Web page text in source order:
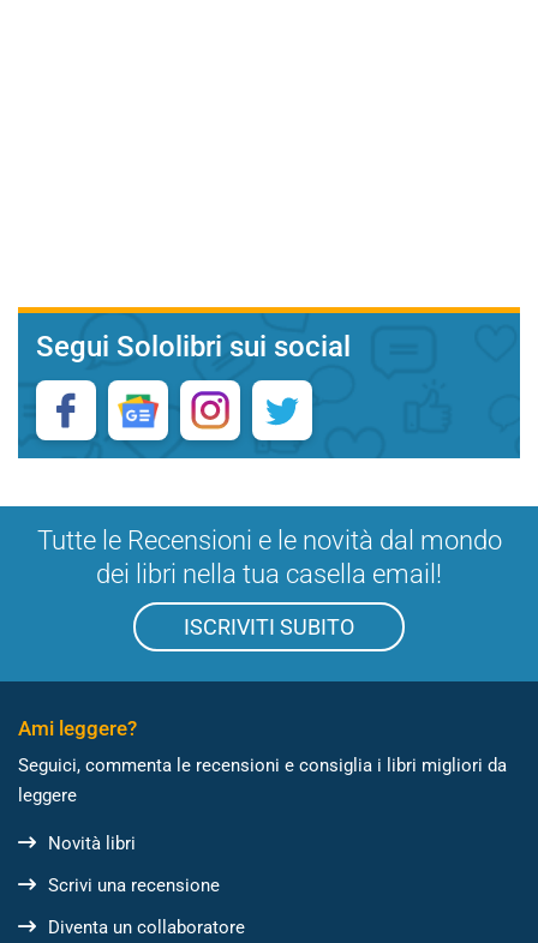
Segui Sololibri sui social
Tutte le Recensioni e le novità dal mondo
dei libri nella tua casella email!
ISCRIVITI SUBITO
Ami leggere?
Seguici, commenta le recensioni e consiglia i libri migliori da
leggere
Novità libri
Scrivi una recensione
Diventa un collaboratore